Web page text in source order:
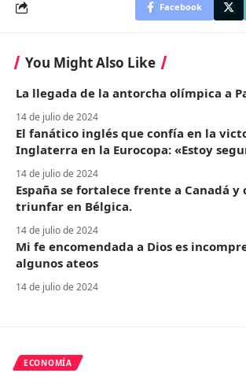
Facebook
You Might Also Like
La llegada de la antorcha olímpica a
14 de julio de 2024
El fanático inglés que confía en la
Inglaterra en la Eurocopa: «Estoy
14 de julio de 2024
España se fortalece frente a Canadá y
triunfar en Bélgica.
14 de julio de 2024
Mi fe encomendada a Dios es
algunos ateos
14 de julio de 2024
ECONOMÍA